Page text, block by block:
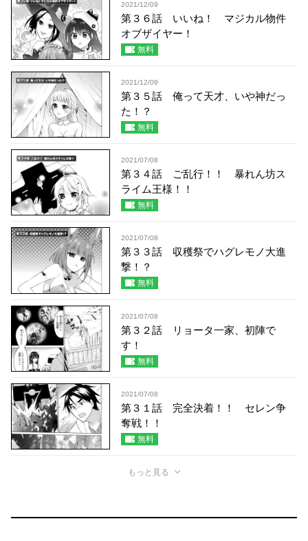
2021/12/09
第３６話 いいね！ マジカル物件
オブザイヤー！
無料
2021/12/09
第３５話 俺って天才、いや神だっ
た！？
無料
2021/07/08
第３４話 ご乱行！！ 暴れん坊ス
ライム王様！！
無料
2021/07/08
第３３話 収穫祭でハグレモノ大進
撃！？
無料
2021/07/08
第３２話 リョータ一家、初陣で
す！
無料
2021/07/08
第３１話 完全決着！！ セレン争
奪戦！！
無料
もっと見る